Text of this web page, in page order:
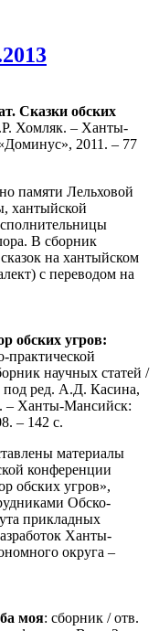
Сказки обских
Хомляк. – Ханты-
2011. – 77
памяти Лельховой
хантыйской
В сборник
на хантыйском
с переводом на
обских угров:
практической
научных статей /
ред. А.Д. Касина,
– Ханты-Мансийск:
– 142 с.
материалы
конференции
обских угров»,
Обско-
прикладных
Ханты-
округа –
моя: сборник / отв.